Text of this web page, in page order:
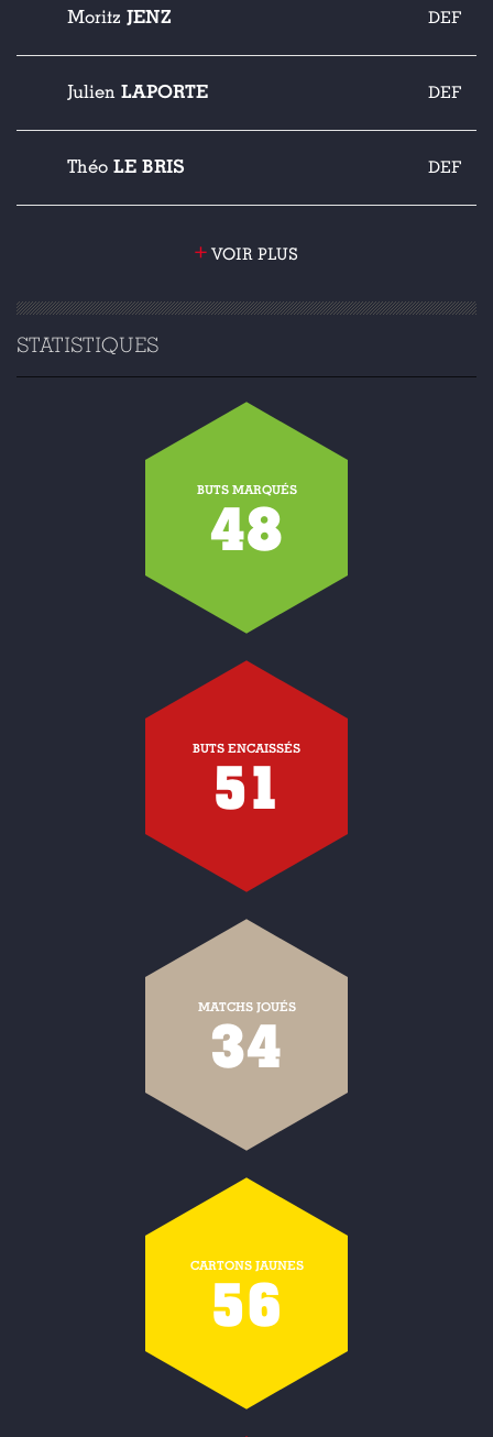
Moritz JENZ DEF
Julien LAPORTE DEF
Théo LE BRIS DEF
+ VOIR PLUS
STATISTIQUES
BUTS MARQUÉS
48
BUTS ENCAISSÉS
51
MATCHS JOUÉS
34
CARTONS JAUNES
56